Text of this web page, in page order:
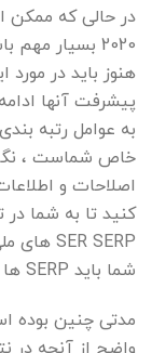
در حالی که
2020 بسیار
هنوز باید در
پیشرفت آنها
به عوامل رتبه
خاص شماست ،
اصلاحات و
کنید تا به شما
SER SERP های ملی دیگر قابل اعتماد نیستند
شما باید SERP ها و رتبه بندی های محلی را بدست آورید.
مدتی چنین بوده